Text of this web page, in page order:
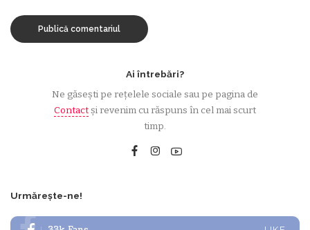
Ai întrebări?
Ne găsești pe rețelele sociale sau pe pagina de
Contactși revenim cu răspuns în cel mai scurt
timp.
Urmărește-ne!